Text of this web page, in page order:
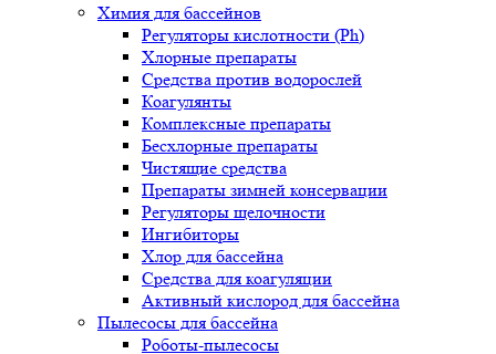
Химия для бассейнов
Регуляторы кислотности (Ph)
Хлорные препараты
Средства против водорослей
Коагулянты
Комплексные препараты
Бесхлорные препараты
Чистящие средства
Препараты зимней консервации
Регуляторы щелочности
Ингибиторы
Хлор для бассейна
Средства для коагуляции
Активный кислород для бассейна
Пылесосы для бассейна
Роботы-пылесосы